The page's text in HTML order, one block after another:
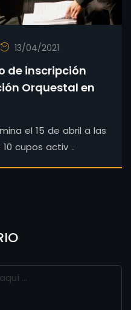
13/04/2021
de inscripción
Orquestal en
el 15 de abril a las
cupos activ ..